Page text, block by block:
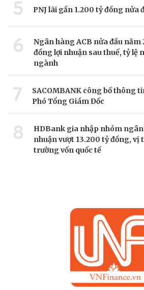
5 PNJ lãi gần 1.200 tỷ đồng nửa
6
Ngân hàng ACB nửa đầu năm
đồng lợi nhuận sau thuế, tỷ lệ
ngành
7
SACOMBANK công bố thông
Phó Tổng Giám Đốc
8
HDBank gia nhập nhóm
nhuận vượt 13.200 tỷ đồng, vị
trường vốn quốc tế